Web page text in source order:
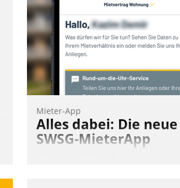
Mieter-App
Alles dabei: Die neue
SWSG-MieterApp